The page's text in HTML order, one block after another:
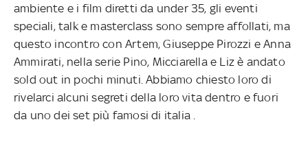
ambiente e i film diretti da under 35, gli eventi
speciali, talk e masterclass sono sempre affollati, ma
questo incontro con Artem, Giuseppe Pirozzi e Anna
Ammirati, nella serie Pino, Micciarella e Liz è andato
sold out in pochi minuti. Abbiamo chiesto loro di
rivelarci alcuni segreti della loro vita dentro e fuori
da uno dei set più famosi di italia .